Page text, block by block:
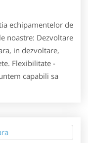
echipamentelor de
noastre: Dezvoltare
in dezvoltare,
Flexibilitate -
capabili sa